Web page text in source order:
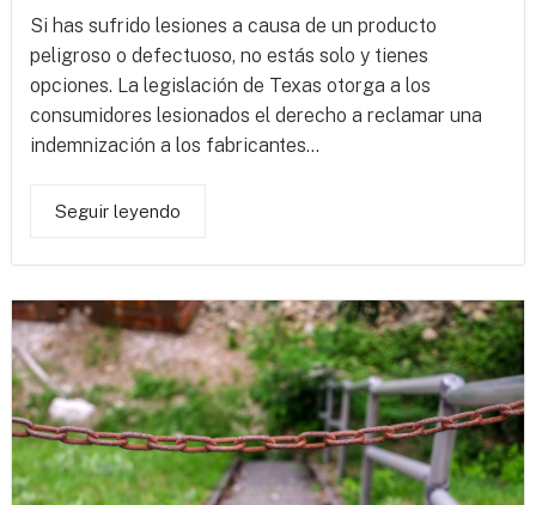
Si has sufrido lesiones a causa de un producto
peligroso o defectuoso, no estás solo y tienes
opciones. La legislación de Texas otorga a los
consumidores lesionados el derecho a reclamar una
indemnización a los fabricantes...
Seguir leyendo